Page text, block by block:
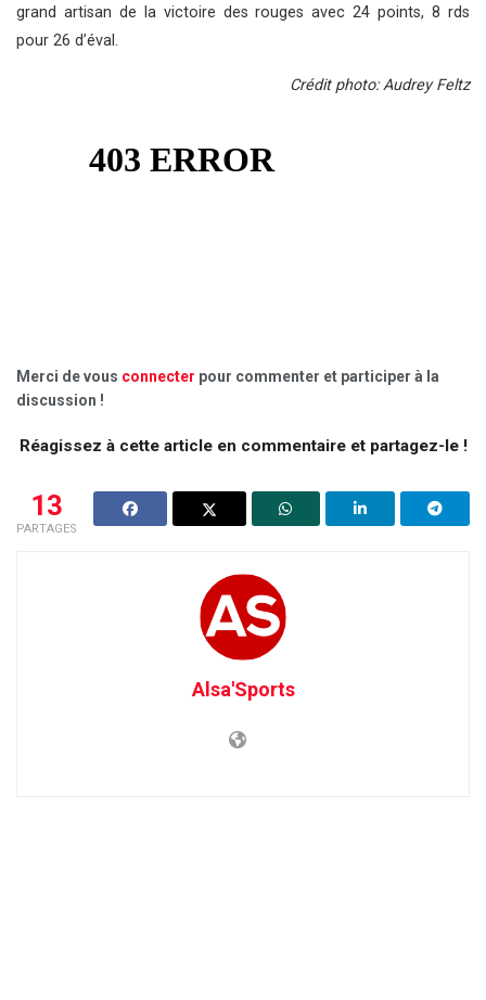
grand artisan de la victoire des rouges avec 24 points, 8 rds
pour 26 d’éval.
Crédit photo: Audrey Feltz
Merci de vous connecter pour commenter et participer à la
discussion !
Réagissez à cette article en commentaire et partagez-le !
13
PARTAGES
Alsa'Sports